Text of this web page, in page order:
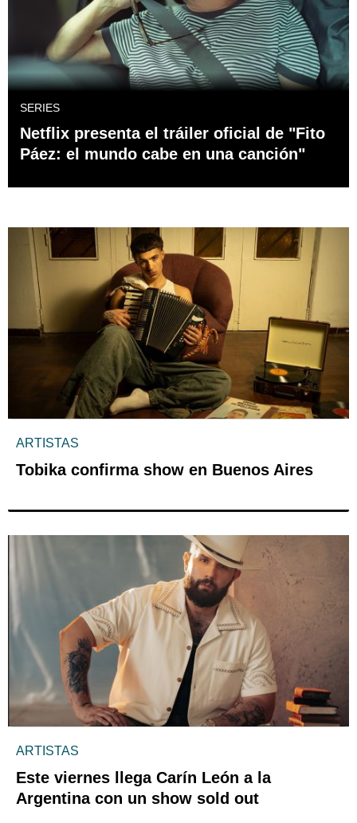
SERIES
Netflix presenta el tráiler oficial de "Fito
Páez: el mundo cabe en una canción"
ARTISTAS
Tobika confirma show en Buenos Aires
ARTISTAS
Este viernes llega Carín León a la
Argentina con un show sold out